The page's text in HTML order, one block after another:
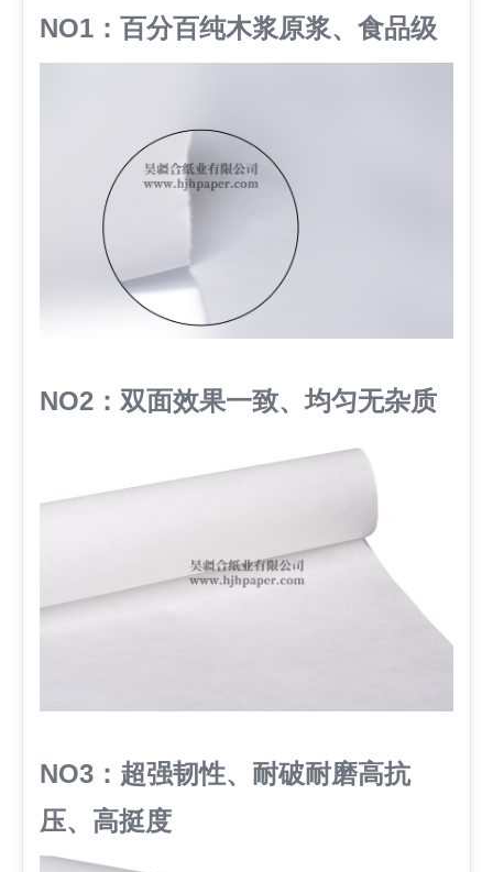
NO1：百分百纯木浆原浆、食品级
NO2：双面效果一致、均匀无杂质
NO3：超强韧性、耐破耐磨高抗
压、高挺度